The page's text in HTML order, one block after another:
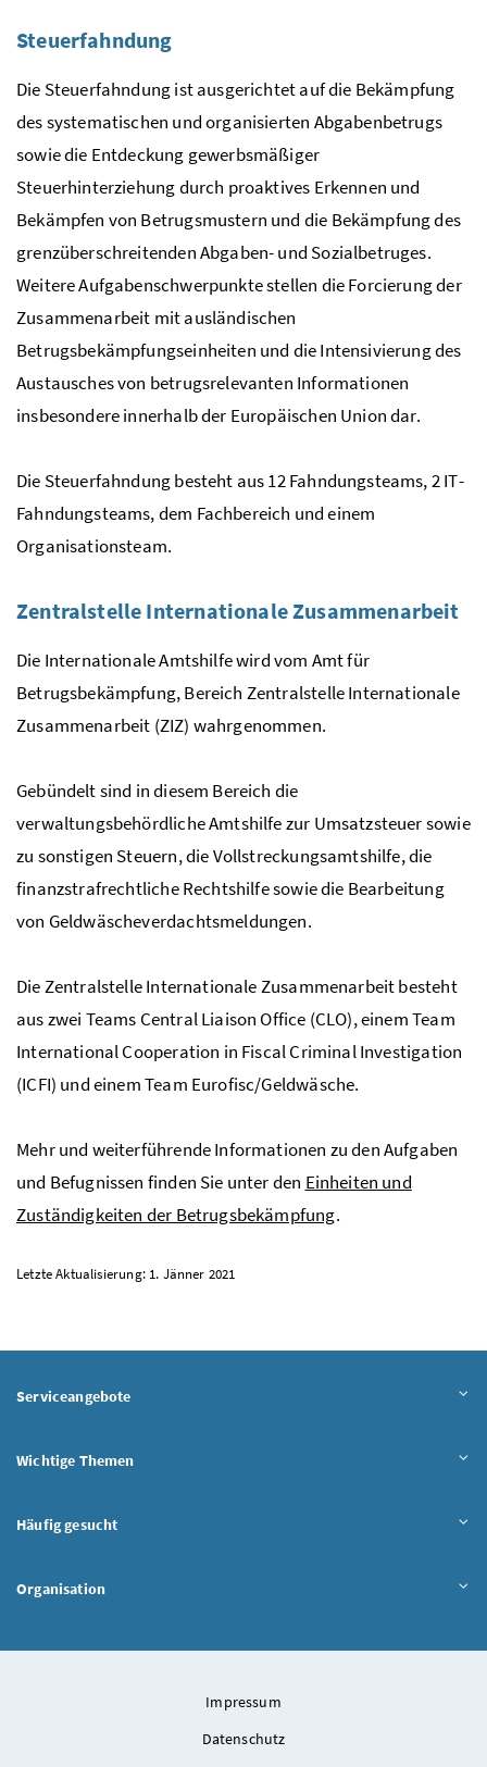
Steuerfahndung
Die Steuerfahndung ist ausgerichtet auf die Bekämpfung
des systematischen und organisierten Abgabenbetrugs
sowie die Entdeckung gewerbsmäßiger
Steuerhinterziehung durch proaktives Erkennen und
Bekämpfen von Betrugsmustern und die Bekämpfung des
grenzüberschreitenden Abgaben- und Sozialbetruges.
Weitere Aufgabenschwerpunkte stellen die Forcierung der
Zusammenarbeit mit ausländischen
Betrugsbekämpfungseinheiten und die Intensivierung des
Austausches von betrugsrelevanten Informationen
insbesondere innerhalb der Europäischen Union dar.
Die Steuerfahndung besteht aus 12 Fahndungsteams, 2IT-
Fahndungsteams, dem Fachbereich und einem
Organisationsteam.
Zentralstelle Internationale Zusammenarbeit
Die Internationale Amtshilfe wird vom Amt für
Betrugsbekämpfung, Bereich Zentralstelle Internationale
Zusammenarbeit (ZIZ) wahrgenommen.
Gebündelt sind in diesem Bereich die
verwaltungsbehördliche Amtshilfe zur Umsatzsteuer sowie
zu sonstigen Steuern, die Vollstreckungsamtshilfe, die
finanzstrafrechtliche Rechtshilfe sowie die Bearbeitung
von Geldwäscheverdachtsmeldungen.
Die Zentralstelle Internationale Zusammenarbeit besteht
aus zwei Teams Central Liaison Office (CLO), einem Team
International Cooperation in Fiscal Criminal Investigation
(ICFI) und einem Team Eurofisc/Geldwäsche.
Mehr und weiterführende Informationen zu den Aufgaben
und Befugnissen finden Sie unter den Einheiten und
Zuständigkeiten der Betrugsbekämpfung.
Letzte Aktualisierung: 1. Jänner 2021
Serviceangebote
Wichtige Themen
Häufig gesucht
Organisation
Impressum
Datenschutz